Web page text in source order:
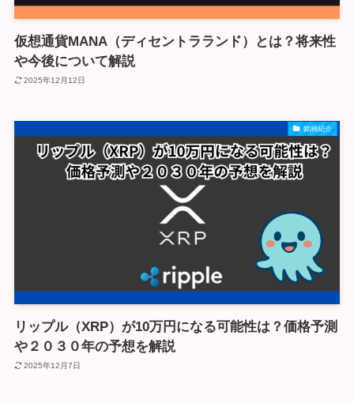
仮想通貨MANA（ディセントラランド）とは？将来性
や今後について解説
2025年12月12日
銘柄紹介
リップル（XRP）が10万円になる可能性は？価格予測
や２０３０年の予想を解説
2025年12月7日